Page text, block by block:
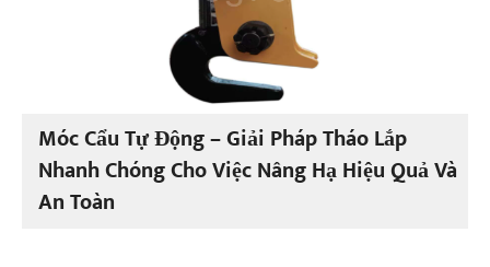
Móc Cẩu Tự Động – Giải Pháp Tháo Lắp
Nhanh Chóng Cho Việc Nâng Hạ Hiệu Quả Và
An Toàn